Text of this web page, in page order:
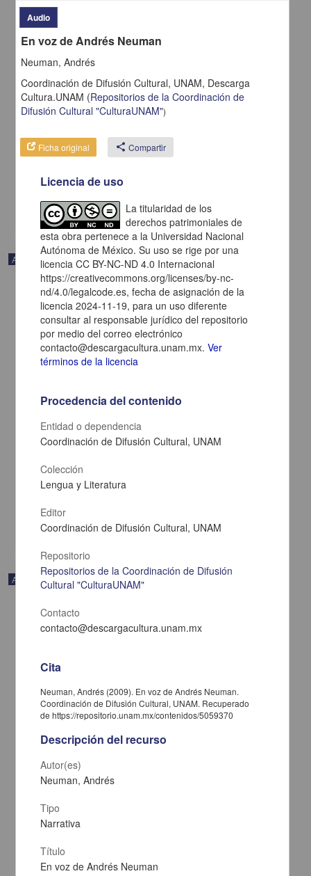
En voz de Rosa Montero
Montero, Rosa - Coordinación de Difusión Cultural, UNAM
Artes y Humanidades
Audio
En voz de Manuel Rivas
Rivas, Manuel - Coordinación de Difusión Cultural, UNAM
2023-05-11
Audio
En voz de Gustavo Sainz
2023-05-11
Artes y Humanidades
Audio
En voz de Andrés Neuman
Neuman, Andrés
Coordinación de Difusión Cultural, UNAM, Descarga
Cultura.UNAM (Repositorios de la Coordinación de
Difusión Cultural "CulturaUNAM")
Ficha original share Compartir
Licencia de uso
La titularidad de los
derechos patrimoniales de
esta obra pertenece a la Universidad Nacional
Autónoma de México. Su uso se rige por una
licencia CC BY-NC-ND 4.0 Internacional
https://creativecommons.org/licenses/by-nc-
nd/4.0/legalcode.es, fecha de asignación de la
licencia 2024-11-19, para un uso diferente
consultar al responsable jurídico del repositorio
por medio del correo electrónico
contacto@descargacultura.unam.mx.Ver
términos de la licencia
Procedencia del contenido
Entidad o dependencia
Coordinación de Difusión Cultural, UNAM
Colección
Lengua y Literatura
Editor
Coordinación de Difusión Cultural, UNAM
Repositorio
Repositorios de la Coordinación de Difusión
Cultural "CulturaUNAM"
Contacto
contacto@descargacultura.unam.mx
Cita
Neuman, Andrés (2009). En voz de Andrés Neuman.
Coordinación de Difusión Cultural, UNAM. Recuperado
de https://repositorio.unam.mx/contenidos/5059370
Descripción del recurso
Autor(es)
Neuman, Andrés
Tipo
Narrativa
Título
En voz de Andrés Neuman